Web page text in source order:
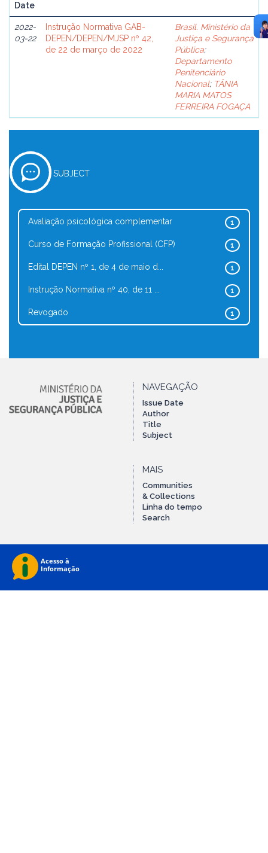
Date
2022-
03-22
Instrução Normativa GAB-
DEPEN/DEPEN/MJSP nº 42,
de 22 de março de 2022
Brasil. Ministério da
Justiça e Segurança
Pública;
Departamento
Penitenciário
Nacional; TÂNIA
MARIA MATOS
FERREIRA FOGAÇA
SUBJECT
1
Avaliação psicológica complementar
1
Curso de Formação Profissional (CFP)
1
Edital DEPEN nº 1, de 4 de maio d...
1
Instrução Normativa nº 40, de 11 ...
1
Revogado
NAVEGAÇÃO
Issue Date
Author
Title
Subject
MAIS
Communities
& Collections
Linha do tempo
Search